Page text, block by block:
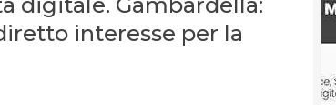
digitale. Gambardella:
interesse per la